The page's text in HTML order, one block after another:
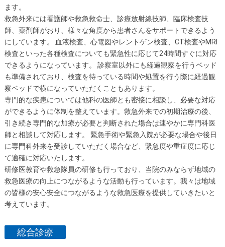
ます。
救急外来には看護師や救急救命士、診療放射線技師、臨床検査技
師、薬剤師がおり、様々な角度から患者さんをサポートできるよう
にしています。 血液検査、心電図やレントゲン検査、CT検査やMRI
検査といった各種検査についても緊急性に応じて24時間すぐに対応
できるようになっています。 診察室以外にも経過観察を行うベッド
も準備されており、検査を待っている時間や処置を行う際に経過観
察ベッドで横になっていただくこともあります。
専門的な疾患については他科の医師とも密接に相談し、必要な対応
ができるように体制を整えています。救急外来での初期治療の後、
引き続き専門的な加療が必要と判断された場合は速やかに専門科医
師と相談して対応します。 緊急手術や緊急入院が必要な場合や後日
に専門科外来を受診していただく場合など、緊急度や重症度に応じ
て適確に対応いたします。
研修医教育や救急隊員の研修も行っており、当院のみならず地域の
救急医療の向上につながるような活動も行っています。我々は地域
の皆様の安心安全につながるような救急医療を提供していきたいと
考えています。
総合診療